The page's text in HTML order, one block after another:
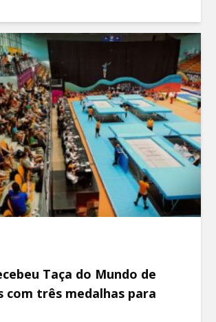
Taça do Mundo de
com três medalhas para